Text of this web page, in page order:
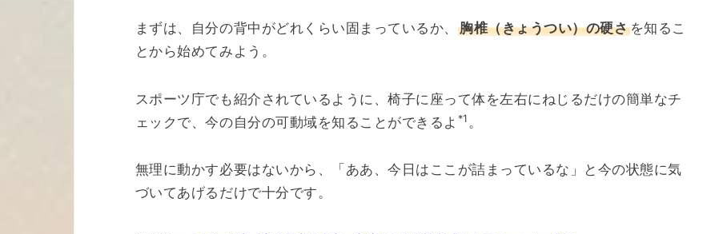
まずは、自分の背中がどれくらい固まっているか、 胸椎（きょうつい）の硬さを知るこ
とから始めてみよう。
スポーツ庁でも紹介されているように、椅子に座って体を左右にねじるだけの簡単なチ
ェックで、今の自分の可動域を知ることができるよ *1 。
無理に動かす必要はないから、「ああ、今日はここが詰まっているな」と今の状態に気
づいてあげるだけで十分です。